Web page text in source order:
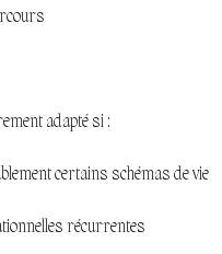
adapté si :
certains schémas de vie
récurrentes